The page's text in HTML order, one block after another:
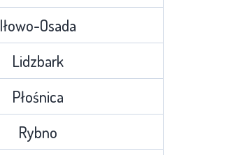
Iłowo-Osada
Lidzbark
Płośnica
Rybno